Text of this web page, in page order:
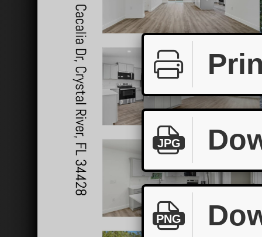
JPG
PNG